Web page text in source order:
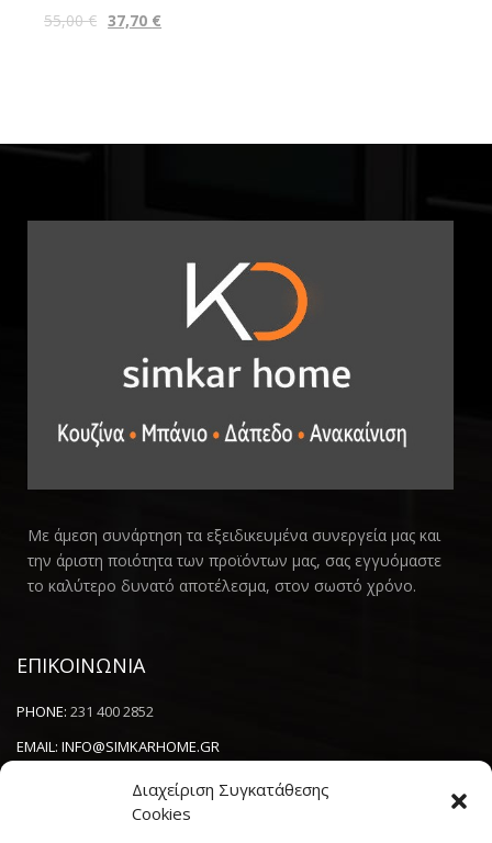
Διαχείριση Συγκατάθεσης
Cookies
55,00€ 37,70 €
Με άμεση συνάρτηση τα εξειδικευμένα συνεργεία μας και
την άριστη ποιότητα των προϊόντων μας, σας εγγυόμαστε
το καλύτερο δυνατό αποτέλεσμα, στον σωστό χρόνο.
ΕΠΙΚΟΙΝΩΝΙΑ
PHONE: 231 400 2852
EMAIL: INFO@SIMKARHOME.GR
ΓΡ.ΛΑΜΠΡΑΚΗ 43, ΘΕΣΣΑΛΟΝΙΚΗ, 54638